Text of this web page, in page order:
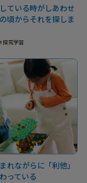
ている時がしあわせ
頃からそれを探しま
探究学習
れながらに「利他」
っている